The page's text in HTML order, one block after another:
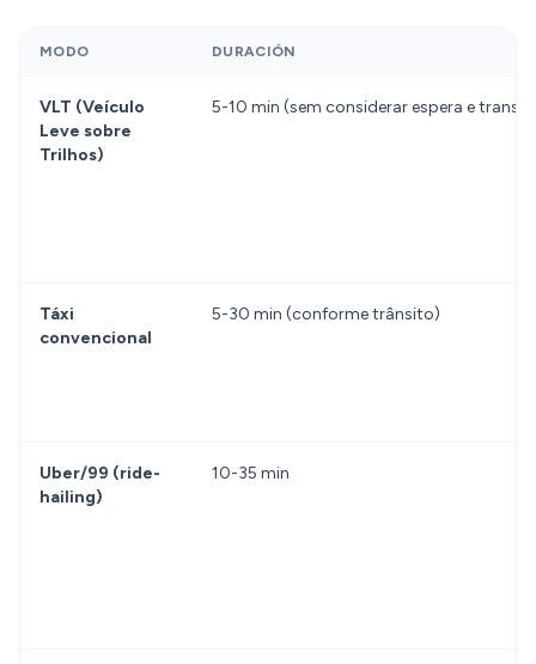
MODO DURACIÓN
VLT (Veículo
Leve sobre
Trilhos)
5-10 min (sem considerar espera e
Táxi
convencional
5-30 min (conforme trânsito)
Uber/99 (ride-
hailing)
10-35 min